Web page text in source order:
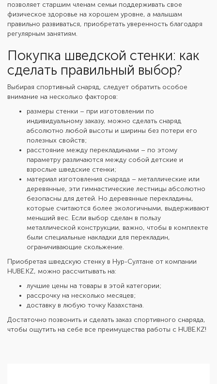
позволяет старшим членам семьи поддерживать свое
физическое здоровье на хорошем уровне, а малышам
правильно развиваться, приобретать уверенность благодаря
регулярным занятиям.
Покупка шведской стенки: как
сделать правильный выбор?
Выбирая спортивный снаряд, следует обратить особое
внимание на несколько факторов:
размеры стенки – при изготовлении по
индивидуальному заказу, можно сделать снаряд
абсолютно любой высоты и ширины без потери его
полезных свойств;
расстояние между перекладинами – по этому
параметру различаются между собой детские и
взрослые шведские стенки;
материал изготовления снаряда – металлические или
деревянные, эти гимнастические лестницы абсолютно
безопасны для детей. Но деревянные перекладины,
которые считаются более экологичными, выдерживают
меньший вес. Если выбор сделан в пользу
металлической конструкции, важно, чтобы в комплекте
были специальные накладки для перекладин,
ограничивающие скольжение.
Приобретая шведскую стенку в Нур-Султане от компании
HUBE.KZ, можно рассчитывать на:
лучшие цены на товары в этой категории;
рассрочку на несколько месяцев;
доставку в любую точку Казахстана.
Достаточно позвонить и сделать заказ спортивного снаряда,
чтобы ощутить на себе все преимущества работы с HUBE.KZ!